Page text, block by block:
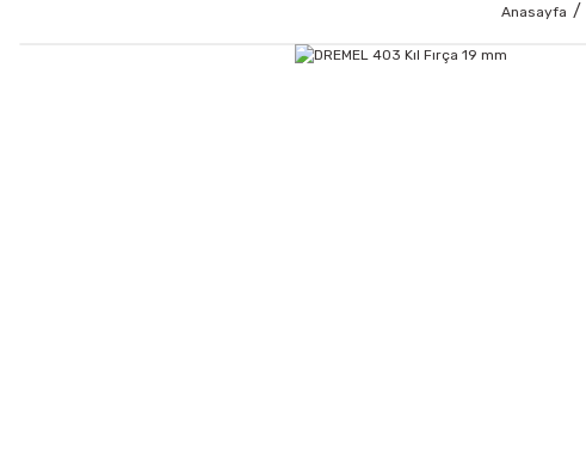
Anasayfa